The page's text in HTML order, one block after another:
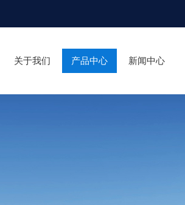
关于我们 产品中心 新闻中心